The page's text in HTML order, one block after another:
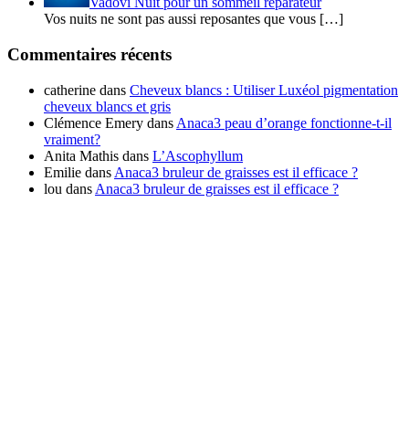
Vos nuits ne sont pas aussi reposantes que vous […]
Commentaires récents
catherine dans Cheveux blancs : Utiliser Luxéol pigmentation
cheveux blancs et gris
Clémence Emery dans Anaca3 peau d’orange fonctionne-t-il
vraiment?
Anita Mathis dans L’Ascophyllum
Emilie dans Anaca3 bruleur de graisses est il efficace ?
lou dans Anaca3 bruleur de graisses est il efficace ?